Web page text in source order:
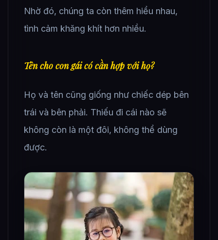
Nhờ đó, chúng ta còn thêm hiểu nhau,
tình cảm khăng khít hơn nhiều.
Tên cho con gái có cần hợp với họ?
Họ và tên cũng giống như chiếc dép bên
trái và bên phải. Thiếu đi cái nào sẽ
không còn là một đôi, không thể dùng
được.